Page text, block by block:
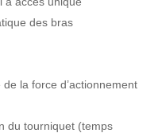
des bras
la force d’actionnement
du tourniquet (temps